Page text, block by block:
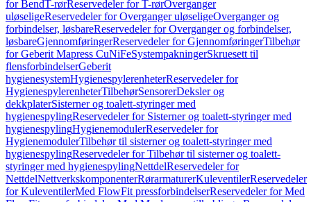
for BendT-rørReservedeler for T-rørOverganger
uløseligeReservedeler for Overganger uløseligeOverganger og
forbindelser, løsbareReservedeler for Overganger og forbindelser,
løsbareGjennomføringerReservedeler for GjennomføringerTilbehør
for Geberit Mapress CuNiFeSystempakningerSkruesett til
flensforbindelserGeberit
hygienesystemHygienespylerenheterReservedeler for
HygienespylerenheterTilbehørSensorerDeksler og
dekkplaterSisterner og toalett-styringer med
hygienespylingReservedeler for Sisterner og toalett-styringer med
hygienespylingHygienemodulerReservedeler for
HygienemodulerTilbehør til sisterner og toalett-styringer med
hygienespylingReservedeler for Tilbehør til sisterner og toalett-
styringer med hygienespylingNettdelReservedeler for
NettdelNettverkskomponenterRørarmaturerKuleventilerReservedeler
for KuleventilerMed FlowFit pressforbindelserReservedeler for Med